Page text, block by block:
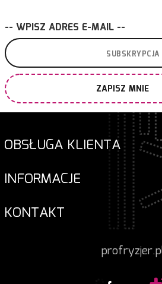
-- WPISZ ADRES E-MAIL --
ZAPISZ MNIE
OBSŁUGA KLIENTA
INFORMACJE
KONTAKT